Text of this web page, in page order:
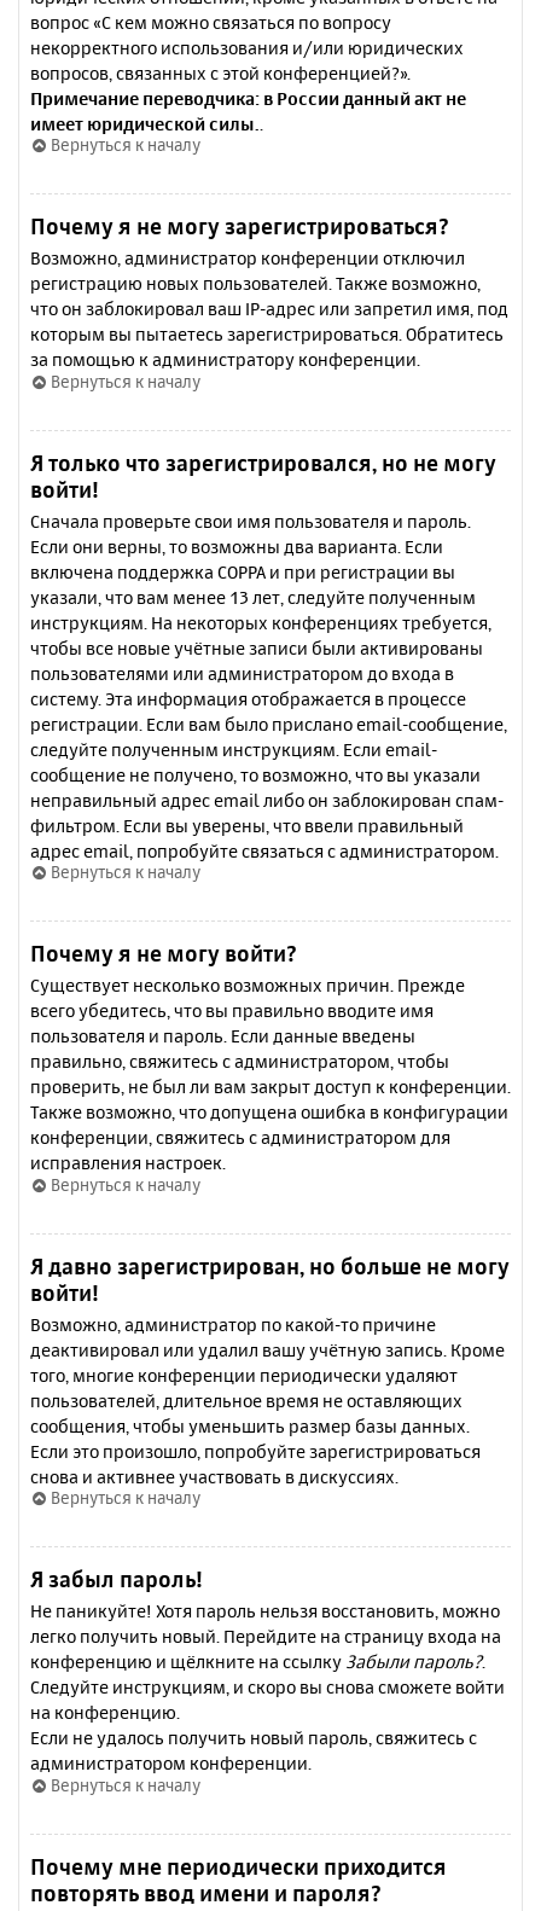
вопрос «С кем можно связаться по вопросу
некорректного использования и/или юридических
вопросов, связанных с этой конференцией?».
Примечание переводчика: в России данный акт не
имеет юридической силы.
Вернуться к началу
Почему я не могу зарегистрироваться?
Возможно, администратор конференции отключил
регистрацию новых пользователей. Также возможно,
что он заблокировал ваш IP-адрес или запретил имя, под
которым вы пытаетесь зарегистрироваться. Обратитесь
за помощью к администратору конференции.
Вернуться к началу
Я только что зарегистрировался, но не могу
войти!
Сначала проверьте свои имя пользователя и пароль.
Если они верны, то возможны два варианта. Если
включена поддержка COPPA и при регистрации вы
указали, что вам менее 13 лет, следуйте полученным
инструкциям. На некоторых конференциях требуется,
чтобы все новые учётные записи были активированы
пользователями или администратором до входа в
систему. Эта информация отображается в процессе
регистрации. Если вам было прислано email-сообщение,
следуйте полученным инструкциям. Если email-
сообщение не получено, то возможно, что вы указали
неправильный адрес email либо он заблокирован спам-
фильтром. Если вы уверены, что ввели правильный
адрес email, попробуйте связаться с администратором.
Вернуться к началу
Почему я не могу войти?
Существует несколько возможных причин. Прежде
всего убедитесь, что вы правильно вводите имя
пользователя и пароль. Если данные введены
правильно, свяжитесь с администратором, чтобы
проверить, не был ли вам закрыт доступ к конференции.
Также возможно, что допущена ошибка в конфигурации
конференции, свяжитесь с администратором для
исправления настроек.
Вернуться к началу
Я давно зарегистрирован, но больше не могу
войти!
Возможно, администратор по какой-то причине
деактивировал или удалил вашу учётную запись. Кроме
того, многие конференции периодически удаляют
пользователей, длительное время не оставляющих
сообщения, чтобы уменьшить размер базы данных.
Если это произошло, попробуйте зарегистрироваться
снова и активнее участвовать в дискуссиях.
Вернуться к началу
Я забыл пароль!
Не паникуйте! Хотя пароль нельзя восстановить, можно
легко получить новый. Перейдите на страницу входа на
конференцию и щёлкните на ссылку Забыли пароль?.
Следуйте инструкциям, и скоро вы снова сможете войти
на конференцию.
Если не удалось получить новый пароль, свяжитесь с
администратором конференции.
Вернуться к началу
Почему мне периодически приходится
повторять ввод имени и пароля?